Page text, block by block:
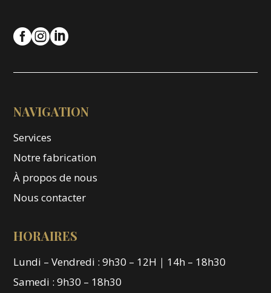

NAVIGATION
Services
Notre fabrication
À propos de nous
Nous contacter
HORAIRES
Lundi – Vendredi : 9h30 – 12H｜14h – 18h30
Samedi : 9h30 – 18h30